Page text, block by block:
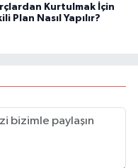
Kurtulmak İçin
Plan Nasıl Yapılır?